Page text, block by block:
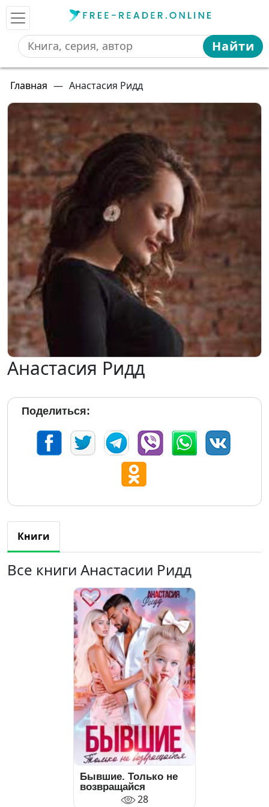
Найти
Главная — Анастасия Ридд
Анастасия Ридд
Поделиться:
Книги
Все книги Анастасии Ридд
Бывшие. Только не
возвращайся
28